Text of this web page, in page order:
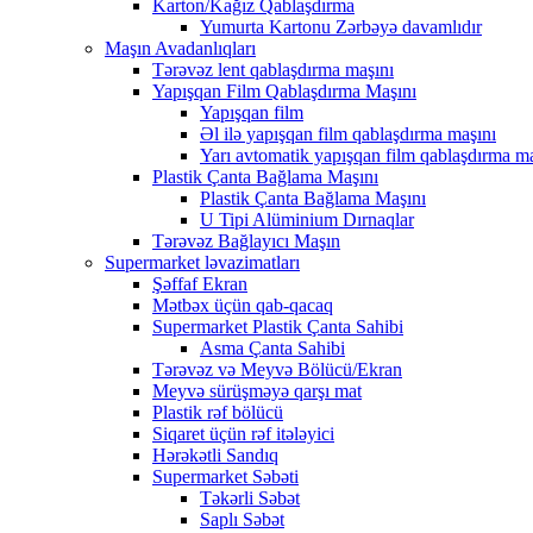
Karton/Kağız Qablaşdırma
Yumurta Kartonu Zərbəyə davamlıdır
Maşın Avadanlıqları
Tərəvəz lent qablaşdırma maşını
Yapışqan Film Qablaşdırma Maşını
Yapışqan film
Əl ilə yapışqan film qablaşdırma maşını
Yarı avtomatik yapışqan film qablaşdırma
Plastik Çanta Bağlama Maşını
Plastik Çanta Bağlama Maşını
U Tipi Alüminium Dırnaqlar
Tərəvəz Bağlayıcı Maşın
Supermarket ləvazimatları
Şəffaf Ekran
Mətbəx üçün qab-qacaq
Supermarket Plastik Çanta Sahibi
Asma Çanta Sahibi
Tərəvəz və Meyvə Bölücü/Ekran
Meyvə sürüşməyə qarşı mat
Plastik rəf bölücü
Siqaret üçün rəf itələyici
Hərəkətli Sandıq
Supermarket Səbəti
Təkərli Səbət
Saplı Səbət